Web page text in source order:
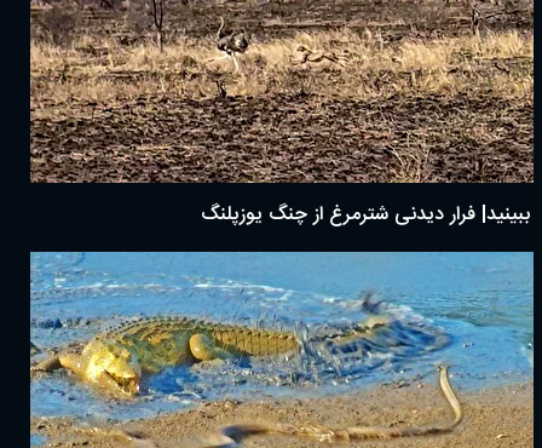
ببینید| فرار دیدنی شترمرغ از چنگ یوزپلنگ